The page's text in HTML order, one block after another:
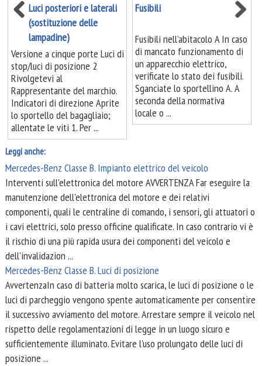
Luci posteriori e laterali
(sostituzione delle
lampadine)
Versione a cinque porte Luci di
stop/luci di posizione 2
Rivolgetevi al
Rappresentante del marchio.
Indicatori di direzione Aprite
lo sportello del bagagliaio;
allentate le viti 1. Per ...
Fusibili
Fusibili nell’abitacolo A In caso
di mancato funzionamento di
un apparecchio elettrico,
verificate lo stato dei fusibili.
Sganciate lo sportellino A. A
seconda della normativa
locale o ...
Leggi anche:
Mercedes-Benz Classe B. Impianto elettrico del veicolo
Interventi sull'elettronica del motore AVVERTENZA Far eseguire la
manutenzione dell'elettronica del motore e dei relativi
componenti, quali le centraline di comando, i sensori, gli attuatori o
i cavi elettrici, solo presso officine qualificate. In caso contrario vi è
il rischio di una più rapida usura dei componenti del veicolo e
dell'invalidazion ...
Mercedes-Benz Classe B. Luci di posizione
AvvertenzaIn caso di batteria molto scarica, le luci di posizione o le
luci di parcheggio vengono spente automaticamente per consentire
il successivo avviamento del motore. Arrestare sempre il veicolo nel
rispetto delle regolamentazioni di legge in un luogo sicuro e
sufficientemente illuminato. Evitare l'uso prolungato delle luci di
posizione ...